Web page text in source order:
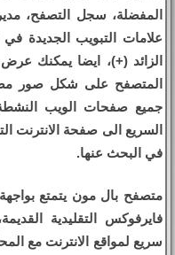
المفضلة، سجل التصفح،
علامات التبويب الجديدة
الزائد (+)، ايضا يمكنك
المتصفح على شكل صور
جميع صفحات الويب
السريع الى صفحة الانترنت
في البحث عنها.
متصفح بال مون يتمتع
فايرفوكس التقليدية
سريع لمواقع الانترنت مع